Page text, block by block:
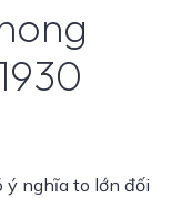
ý nghĩa to lớn đối